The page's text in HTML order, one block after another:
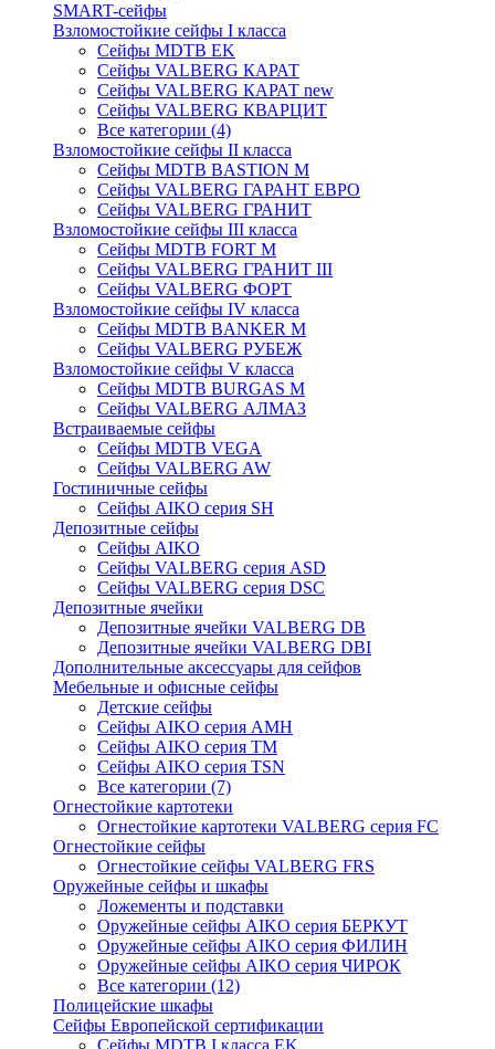
SMART-сейфы
Взломостойкие сейфы I класса
Сейфы MDTB EK
Сейфы VALBERG КАРАТ
Сейфы VALBERG КАРАТ new
Сейфы VALBERG КВАРЦИТ
Все категории (4)
Взломостойкие сейфы II класса
Сейфы MDTB BASTION M
Сейфы VALBERG ГАРАНТ ЕВРО
Сейфы VALBERG ГРАНИТ
Взломостойкие сейфы III класса
Сейфы MDTB FORT M
Сейфы VALBERG ГРАНИТ III
Сейфы VALBERG ФОРТ
Взломостойкие сейфы IV класса
Сейфы MDTB BANKER M
Сейфы VALBERG РУБЕЖ
Взломостойкие сейфы V класса
Сейфы MDTB BURGAS M
Сейфы VALBERG АЛМАЗ
Встраиваемые сейфы
Сейфы MDTB VEGA
Сейфы VALBERG AW
Гостиничные сейфы
Сейфы AIKO серия SH
Депозитные сейфы
Сейфы AIKO
Сейфы VALBERG серия ASD
Сейфы VALBERG серия DSC
Депозитные ячейки
Депозитные ячейки VALBERG DB
Депозитные ячейки VALBERG DBI
Дополнительные аксессуары для сейфов
Мебельные и офисные сейфы
Детские сейфы
Сейфы AIKO серия AMH
Сейфы AIKO серия TM
Сейфы AIKO серия TSN
Все категории (7)
Огнестойкие картотеки
Огнестойкие картотеки VALBERG серия FC
Огнестойкие сейфы
Огнестойкие сейфы VALBERG FRS
Оружейные сейфы и шкафы
Ложементы и подставки
Оружейные сейфы AIKO серия БЕРКУТ
Оружейные сейфы AIKO серия ФИЛИН
Оружейные сейфы AIKO серия ЧИРОК
Все категории (12)
Полицейские шкафы
Сейфы Европейской сертификации
Сейфы MDTB I класса EK